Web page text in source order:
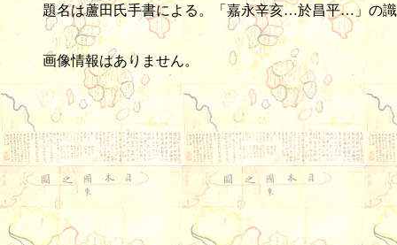
題名は蘆田氏手書による。「嘉永辛亥…於昌平…」の
画像情報はありません。